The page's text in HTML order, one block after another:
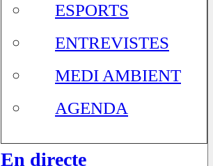
ESPORTS
ENTREVISTES
MEDI AMBIENT
AGENDA
En directe